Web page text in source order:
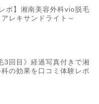
ポ】湘南美容外科vio脱毛
レキサンドライト～
3回目》経過写真付きで湘
の効果を口コミ体験レポ